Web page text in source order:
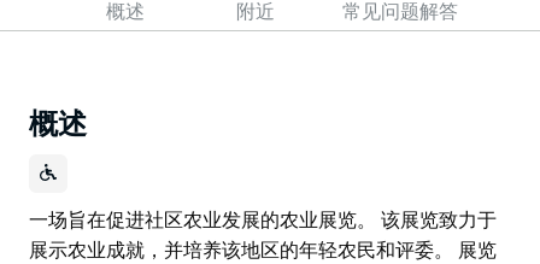
概述 附近 常见问题解答
概述
一场旨在促进社区农业发展的农业展览。 该展览致力于
展示农业成就，并培养该地区的年轻农民和评委。 展览